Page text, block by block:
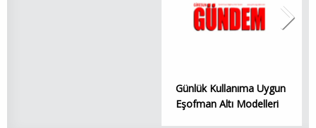
Günlük Kullanıma Uygun
Eşofman Altı Modelleri